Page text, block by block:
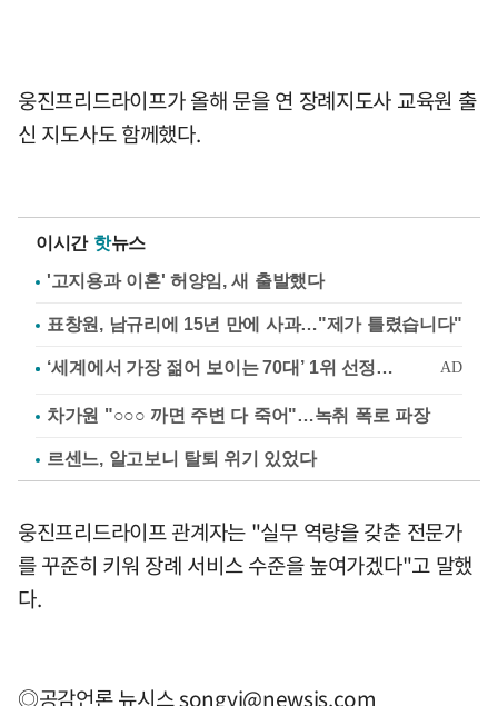
웅진프리드라이프가 올해 문을 연 장례지도사 교육원 출
신 지도사도 함께했다.
이시간 핫뉴스
'고지용과 이혼' 허양임, 새 출발했다
표창원, 남규리에 15년 만에 사과…"제가 틀렸습니다"
차가원 "○○○ 까면 주변 다 죽어"…녹취 폭로 파장
르센느, 알고보니 탈퇴 위기 있었다
웅진프리드라이프 관계자는 "실무 역량을 갖춘 전문가
를 꾸준히 키워 장례 서비스 수준을 높여가겠다"고 말했
다.
◎공감언론 뉴시스songyj@newsis.com